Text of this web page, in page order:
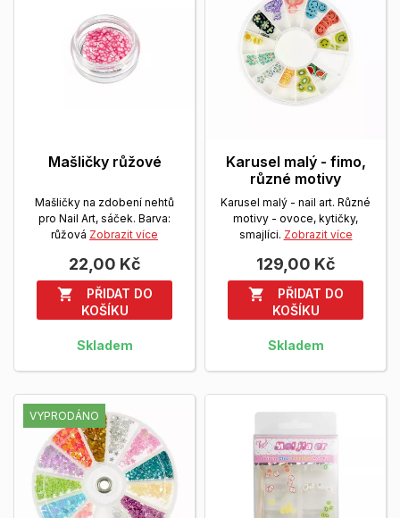
Mašličky růžové
Mašličky na zdobení nehtů
pro Nail Art, sáček. Barva:
růžová Zobrazit více
22,00 Kč

PŘIDAT DO
KOŠÍKU
Skladem
Karusel malý - fimo,
různé motivy
Karusel malý - nail art. Různé
motivy - ovoce, kytičky,
smajlíci. Zobrazit více
129,00 Kč

PŘIDAT DO
KOŠÍKU
Skladem
VYPRODÁNO